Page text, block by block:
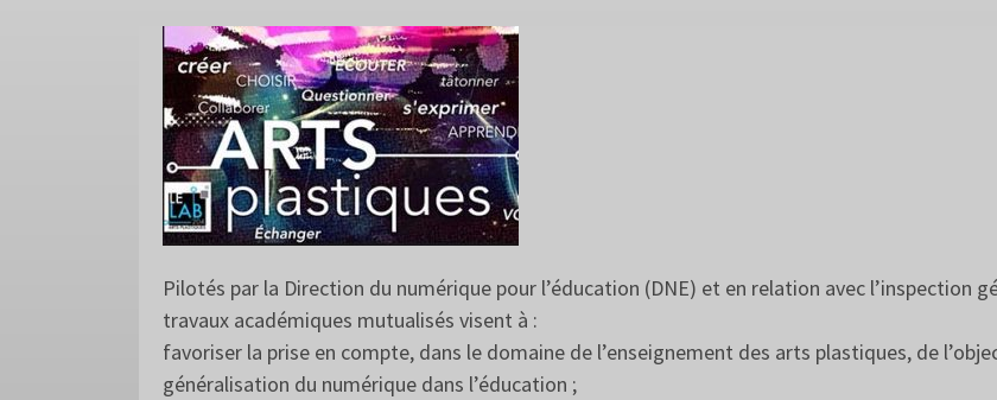
Pilotés par la Direction du numérique pour l’éducation (DNE) et en relation avec l’inspection
travaux académiques mutualisés visent à :
favoriser la prise en compte, dans le domaine de l’enseignement des arts plastiques, de
généralisation du numérique dans l’éducation ;